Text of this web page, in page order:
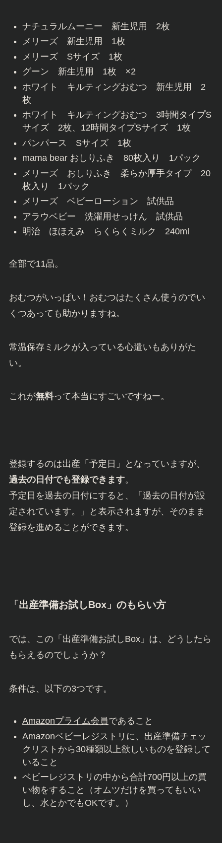
ナチュラルムーニー 新生児用 2枚
メリーズ 新生児用 1枚
メリーズ Sサイズ 1枚
グーン 新生児用 1枚 ×2
ホワイト キルティングおむつ 新生児用 2
枚
ホワイト キルティングおむつ 3時間タイプS
サイズ 2枚、12時間タイプSサイズ 1枚
パンパース Sサイズ 1枚
mama bear おしりふき 80枚入り 1パック
メリーズ おしりふき 柔らか厚手タイプ 20
枚入り 1パック
メリーズ ベビーローション 試供品
アラウベビー 洗濯用せっけん 試供品
明治 ほほえみ らくらくミルク 240ml
全部で11品。
おむつがいっぱい！おむつはたくさん使うのでい
くつあっても助かりますね。
常温保存ミルクが入っている心遣いもありがた
い。
これが無料って本当にすごいですねー。
登録するのは出産「予定日」となっていますが、
過去の日付でも登録できます。
予定日を過去の日付にすると、「過去の日付が設
定されています。」と表示されますが、そのまま
登録を進めることができます。
「出産準備お試しBox」のもらい方
では、この「出産準備お試しBox」は、どうしたら
もらえるのでしょうか？
条件は、以下の3つです。
Amazonプライム会員であること
Amazonベビーレジストリ に、出産準備チェッ
クリストから30種類以上欲しいものを登録して
いること
ベビーレジストリの中から合計700円以上の買
い物をすること（オムツだけを買ってもいい
し、水とかでもOKです。）